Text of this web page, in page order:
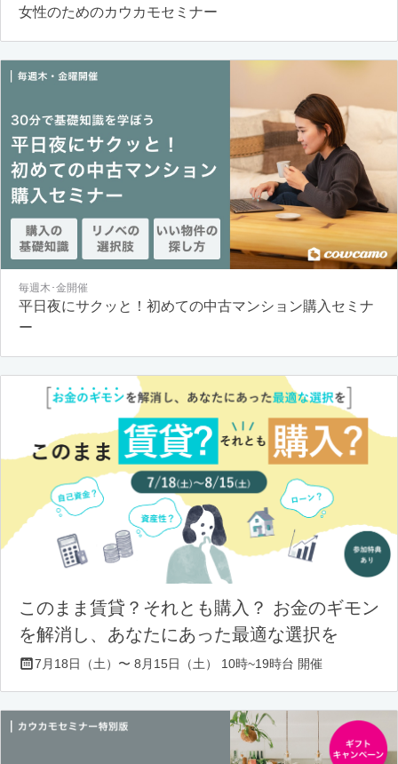
女性のためのカウカモセミナー
毎週木･金開催
平日夜にサクッと！初めての中古マンション購入セミナ
ー
このまま賃貸？それとも購入？ お金のギモン
を解消し、あなたにあった最適な選択を
7月18日（土）〜 8月15日（土） 10時~19時台 開催